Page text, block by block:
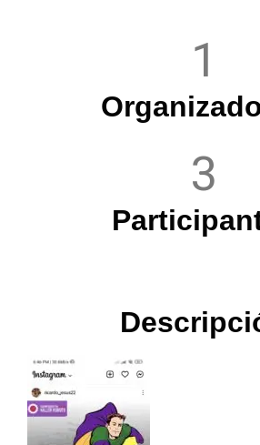
1
3